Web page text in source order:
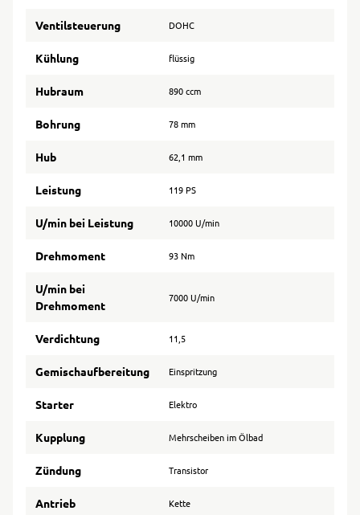
Ventilsteuerung DOHC
Kühlung flüssig
Hubraum 890 ccm
Bohrung 78 mm
Hub 62,1 mm
Leistung 119 PS
U/min bei Leistung 10000 U/min
Drehmoment 93 Nm
U/min bei
Drehmoment
7000 U/min
Verdichtung 11,5
Gemischaufbereitung Einspritzung
Starter Elektro
Kupplung Mehrscheiben im Ölbad
Zündung Transistor
Antrieb Kette